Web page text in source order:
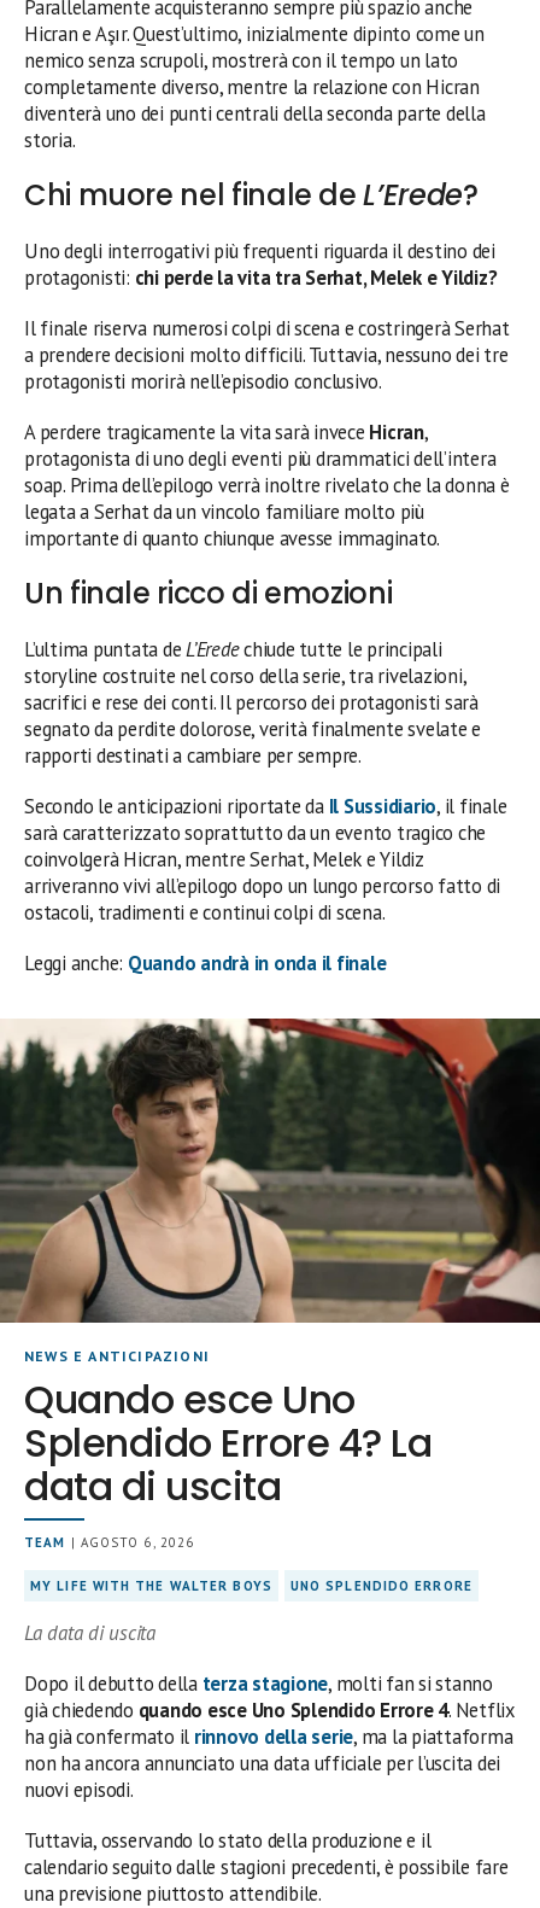
Parallelamente acquisteranno sempre più spazio anche
Hicran e Aşır. Quest’ultimo, inizialmente dipinto come un
nemico senza scrupoli, mostrerà con il tempo un lato
completamente diverso, mentre la relazione con Hicran
diventerà uno dei punti centrali della seconda parte della
storia.
Chi muore nel finale deL’Erede?
Uno degli interrogativi più frequenti riguarda il destino dei
protagonisti: chi perde la vita tra Serhat, Melek e Yildiz?
Il finale riserva numerosi colpi di scena e costringerà Serhat
a prendere decisioni molto difficili. Tuttavia, nessuno dei tre
protagonisti morirà nell’episodio conclusivo.
A perdere tragicamente la vita sarà invece Hicran,
protagonista di uno degli eventi più drammatici dell’intera
soap. Prima dell’epilogo verrà inoltre rivelato che la donna è
legata a Serhat da un vincolo familiare molto più
importante di quanto chiunque avesse immaginato.
Un finale ricco di emozioni
L’ultima puntata deL’Eredechiude tutte le principali
storyline costruite nel corso della serie, tra rivelazioni,
sacrifici e rese dei conti. Il percorso dei protagonisti sarà
segnato da perdite dolorose, verità finalmente svelate e
rapporti destinati a cambiare per sempre.
Secondo le anticipazioni riportate da Il Sussidiario, il finale
sarà caratterizzato soprattutto da un evento tragico che
coinvolgerà Hicran, mentre Serhat, Melek e Yildiz
arriveranno vivi all’epilogo dopo un lungo percorso fatto di
ostacoli, tradimenti e continui colpi di scena.
Leggi anche: Quando andrà in onda il finale
NEWS E ANTICIPAZIONI
Quando esce Uno
Splendido Errore 4? La
data di uscita
TEAM | AGOSTO 6, 2026
MY LIFE WITH THE WALTER BOYS UNO SPLENDIDO ERRORE
La data di uscita
Dopo il debutto della terza stagione, molti fan si stanno
già chiedendo quando esce Uno Splendido Errore 4. Netflix
ha già confermato il rinnovo della serie, ma la piattaforma
non ha ancora annunciato una data ufficiale per l’uscita dei
nuovi episodi.
Tuttavia, osservando lo stato della produzione e il
calendario seguito dalle stagioni precedenti, è possibile fare
una previsione piuttosto attendibile.